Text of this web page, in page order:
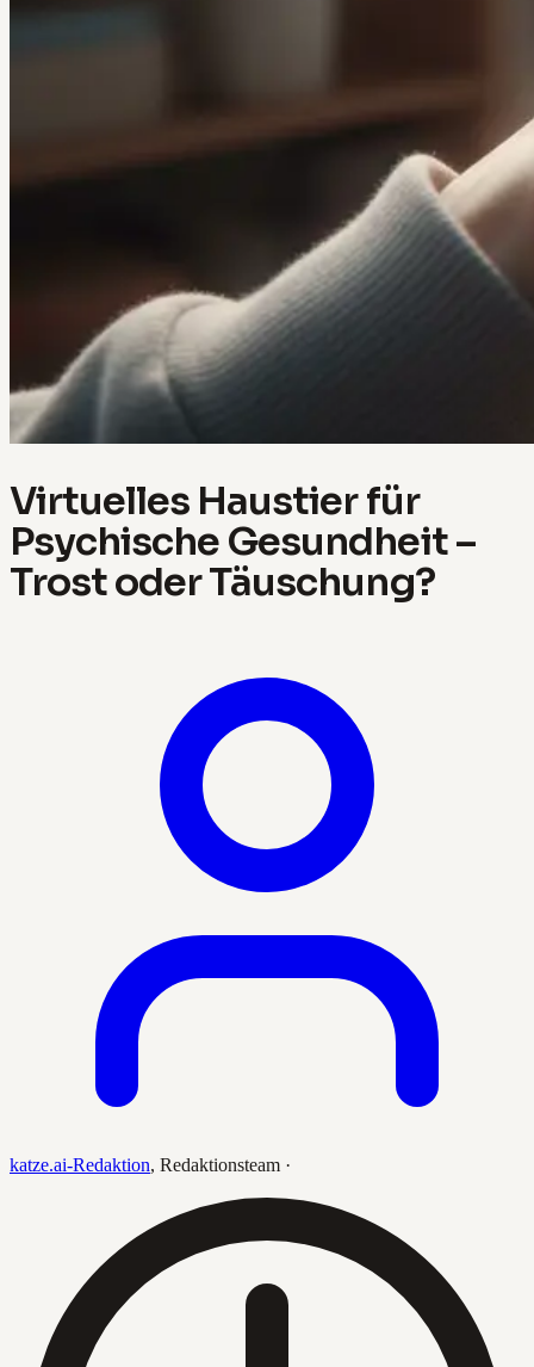
Virtuelles Haustier für
Psychische Gesundheit –
Trost oder Täuschung?
katze.ai-Redaktion, Redaktionsteam ·